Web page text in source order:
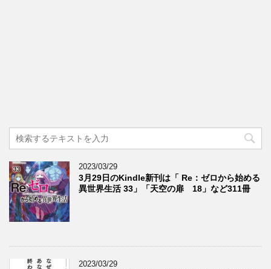
2023/03/29
3月29日のKindle新刊は「 Re：ゼロから始める
異世界生活 33」「天空の扉 18」など311冊
2023/03/29